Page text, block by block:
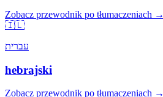
Zobacz przewodnik po tłumaczeniach →
🇮🇱
עברית
hebrajski
Zobacz przewodnik po tłumaczeniach →